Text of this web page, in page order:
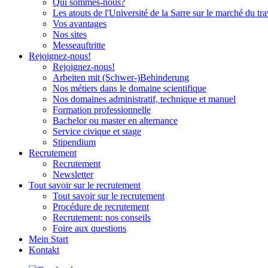
Qui sommes-nous?
Les atouts de l'Université de la Sarre sur le marché du
Vos avantages
Nos sites
Messeauftritte
Rejoignez-nous!
Rejoignez-nous!
Arbeiten mit (Schwer-)Behinderung
Nos métiers dans le domaine scientifique
Nos domaines administratif, technique et manuel
Formation professionnelle
Bachelor ou master en alternance
Service civique et stage
Stipendium
Recrutement
Recrutement
Newsletter
Tout savoir sur le recrutement
Tout savoir sur le recrutement
Procédure de recrutement
Recrutement: nos conseils
Foire aux questions
Mein Start
Kontakt